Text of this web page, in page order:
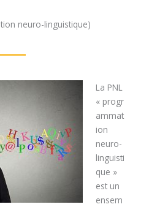
neuro-linguistique)
La PNL
« progr
ammat
ion
neuro-
linguisti
que »
est un
ensem